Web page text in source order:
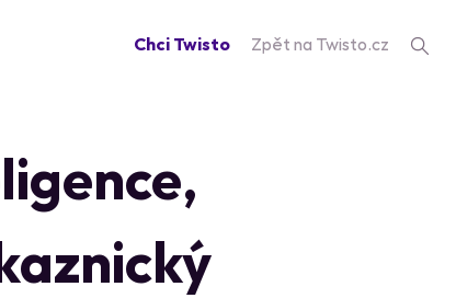
Chci Twisto Zpět na Twisto.cz